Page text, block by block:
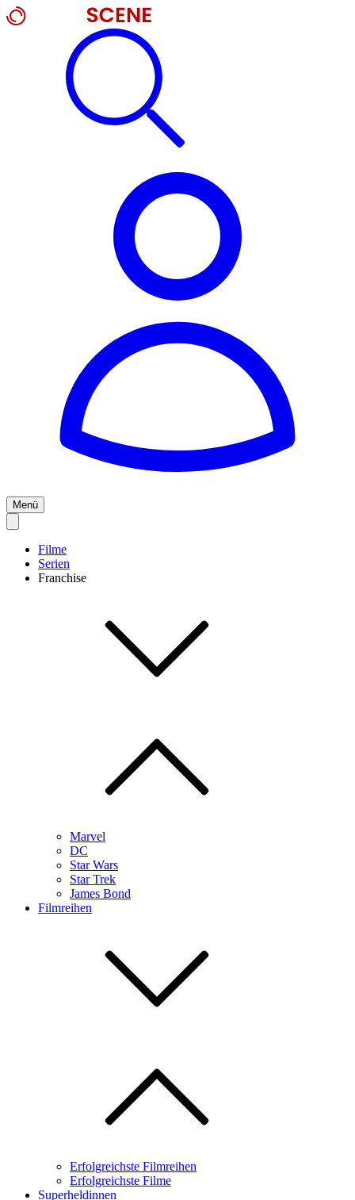
Menü
Filme
Serien
Franchise
Marvel
DC
Star Wars
Star Trek
James Bond
Filmreihen
Erfolgreichste Filmreihen
Erfolgreichste Filme
Superheldinnen